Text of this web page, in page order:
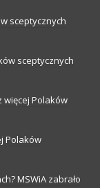
sceptycznych
sceptycznych
więcej Polaków
Polaków
MSWiA zabrało